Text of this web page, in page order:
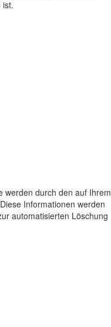
ist.
werden durch den auf Ihrem
Informationen werden
automatisierten Löschung